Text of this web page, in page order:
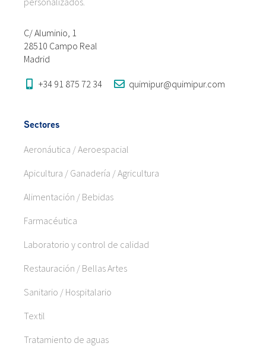
C/ Aluminio, 1
28510 Campo Real
Madrid
+34 91 875 72 34 quimipur@quimipur.com
Sectores
Aeronáutica / Aeroespacial
Apicultura / Ganadería / Agricultura
Alimentación / Bebidas
Farmacéutica
Laboratorio y control de calidad
Restauración / Bellas Artes
Sanitario / Hospitalario
Textil
Tratamiento de aguas